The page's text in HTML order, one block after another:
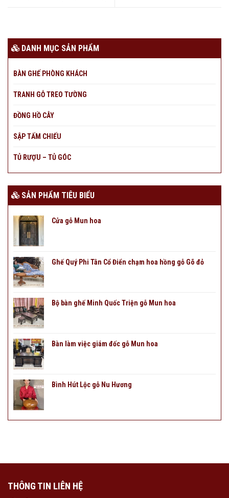
DANH MỤC SẢN PHẨM
BÀN GHẾ PHÒNG KHÁCH
TRANH GỖ TREO TƯỜNG
ĐỒNG HỒ CÂY
SẬP TẤM CHIẾU
TỦ RƯỢU – TỦ GÓC
SẢN PHẨM TIÊU BIỂU
Cửa gỗ Mun hoa
Ghế Quý Phi Tân Cổ Điển chạm hoa hồng gỗ Gõ đỏ
Bộ bàn ghế Minh Quốc Triện gỗ Mun hoa
Bàn làm việc giám đốc gỗ Mun hoa
Bình Hút Lộc gỗ Nu Hương
THÔNG TIN LIÊN HỆ